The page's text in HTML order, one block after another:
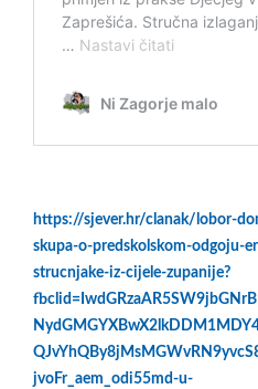
https://sjever.hr/clanak/lobor-
skupa-o-predskolskom-odgoju-
strucnjake-iz-cijele-zupanije?
jvoFr_aem_odi55md-u-